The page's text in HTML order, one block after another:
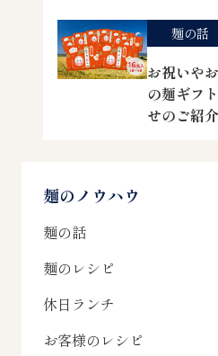
麺の話
お祝いや
の麺ギフ
せのご紹介
麺のノウハウ
麺の話
麺のレシピ
休日ランチ
お客様のレシピ